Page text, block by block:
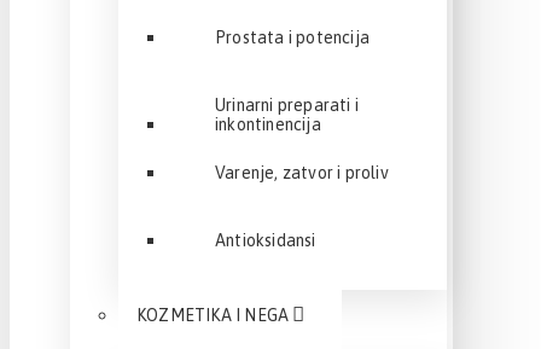
Prostata i potencija
Urinarni preparati i
inkontinencija
Varenje, zatvor i proliv
Antioksidansi
KOZMETIKA I NEGA